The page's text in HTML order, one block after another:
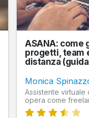
ASANA: come
progetti, team
distanza
Monica
Assistente virtuale
opera come